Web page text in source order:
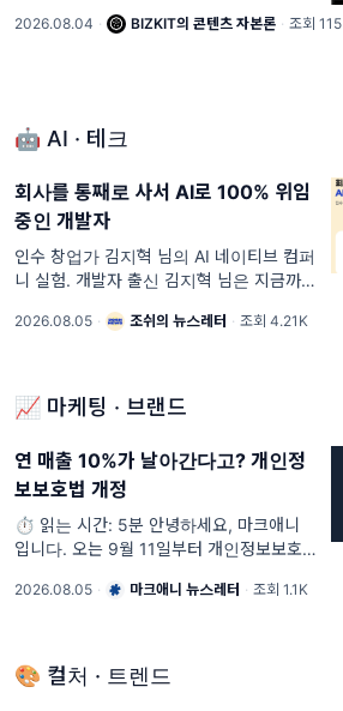
의 궁극적인 목표는 대한민국의 디즈니가
2026.08.04 · BIZKIT의 콘텐츠 자본론 · 조회 115
🤖 AI · 테크
회사를 통째로 사서 AI로 100% 위임
중인 개발자
인수 창업가 김지혁 님의 AI 네이티브 컴퍼
니 실험. 개발자 출신 김지혁 님은 지금까지
처음으로 SaaS를 샀습니다. 아기 타이즈를
2026.08.05 · 조쉬의 뉴스레터 · 조회 4.21K
📈 마케팅 · 브랜드
연 매출 10%가 날아간다고? 개인정
보보호법 개정
⏱️ 읽는 시간: 5분 안녕하세요, 마크애니
입니다. 오는 9월 11일부터 개인정보보호법
출액의 3%에서 최대 10%로 상향 조정됩니
2026.08.05 · 마크애니 뉴스레터 · 조회 1.1K
🎨 컬처 · 트렌드